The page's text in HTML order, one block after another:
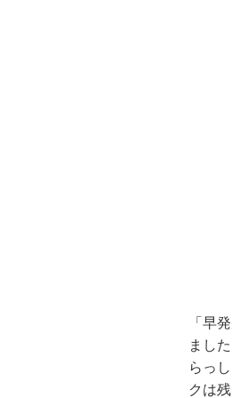
「早
まし
らっ
クは